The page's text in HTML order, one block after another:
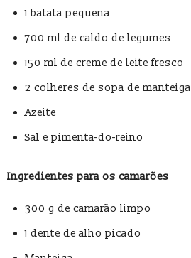
1 batata pequena
700 ml de caldo de legumes
150 ml de creme de leite fresco
2 colheres de sopa de manteiga
Azeite
Sal e pimenta-do-reino
Ingredientes para os camarões
300 g de camarão limpo
1 dente de alho picado